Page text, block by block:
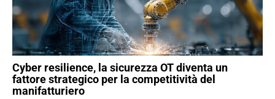
Cyber resilience, la sicurezza OT diventa un
fattore strategico per la competitività del
manifatturiero